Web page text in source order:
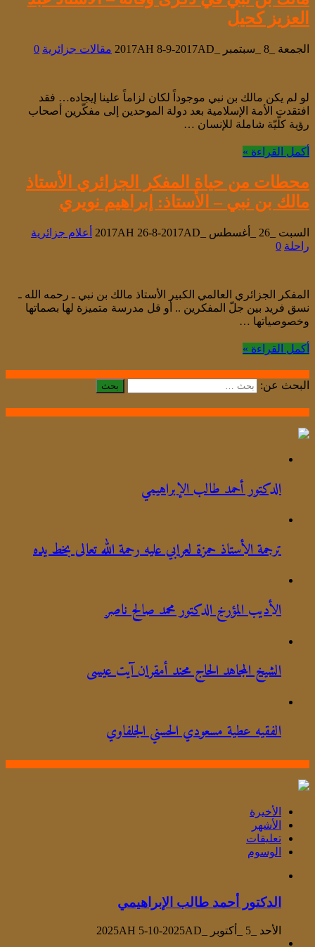
العزيز كحيل
الجمعة _8 _سبتمبر _2017AH 8-9-2017AD مقالات جزائرية 0
لو لم يكن مالك بن نبي موجوداً لكان لزاماً علينا إيجاده… فقد
افتقدت الأمة الإسلامية بعد دولة الموحدين إلى مفكّرين أصحاب
رؤية كلّيّة شاملة للإنسان …
أكمل القراءة »
محطات من حياة المفكر الجزائري الأستاذ
مالك بن نبي – الأستاذ: إبراهيم نويري
السبت _26 _أغسطس _2017AH 26-8-2017AD
أعلام جزائرية
راحلة 0
المفكر الجزائري العالمي الكبير الأستاذ مالك بن نبي ـ رحمه الله ـ
نسق فريد بين جلّ المفكرين .. أو قل مدرسة متميزة لها بصماتها
وخصوصياتها …
أكمل القراءة »
البحث عن:
الدكتور أحمد طالب الإبراهيمي
ترجمة الأستاذ حمزة لعرابي عليه رحمة الله تعالى بخط يده
الأديب المؤرخ الدكتور محمد صالح ناصر
الشيخ المجاهد الحاج محند أمقران آيت عيسى
الفقيه عطية مسعودي الحسني الجلفاوي
الأخيرة
الأشهر
تعليقات
الوسوم
الدكتور أحمد طالب الإبراهيمي
الأحد _5 _أكتوبر _2025AH 5-10-2025AD